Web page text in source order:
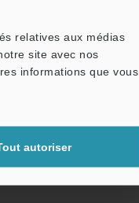
relatives aux médias
site avec nos
informations que vous
autoriser